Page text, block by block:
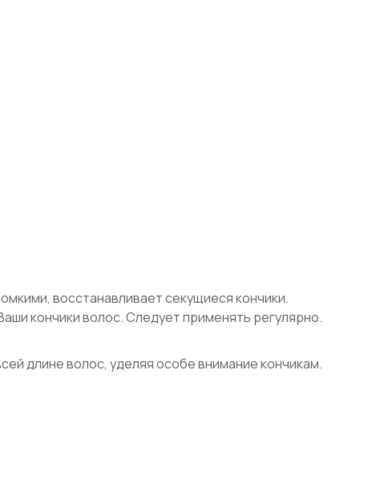
восстанавливает секущиеся кончики.
кончики волос. Следует применять регулярно.
длине волос, уделяя особе внимание кончикам.